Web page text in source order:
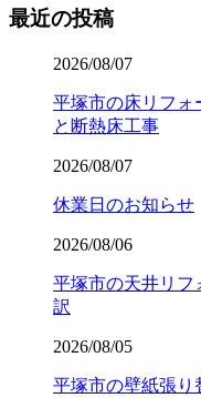
最近の投稿
2026/08/07
平塚市の床リフォ
と断熱床工事
2026/08/07
休業日のお知らせ
2026/08/06
平塚市の天井リフ
訳
2026/08/05
平塚市の壁紙張り